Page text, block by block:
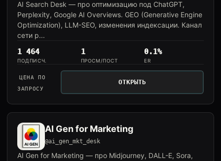
AI Search Desk — про оптимизацию под ChatGPT,
Perplexity, Google AI Overviews. GEO (Generative Engine
Optimization), LLM-SEO, изменения индексации. Канал
сети p...
1 464
ПОДПИСЧ.
1
ПРОСМ/ПОСТ
0.1%
ER
ЦЕНА ПО
ЗАПРОСУ
ОТКРЫТЬ
AI Gen for Marketing
@ai_gen_mkt_desk
AI Gen for Marketing — про Midjourney, DALL-E, Sora,